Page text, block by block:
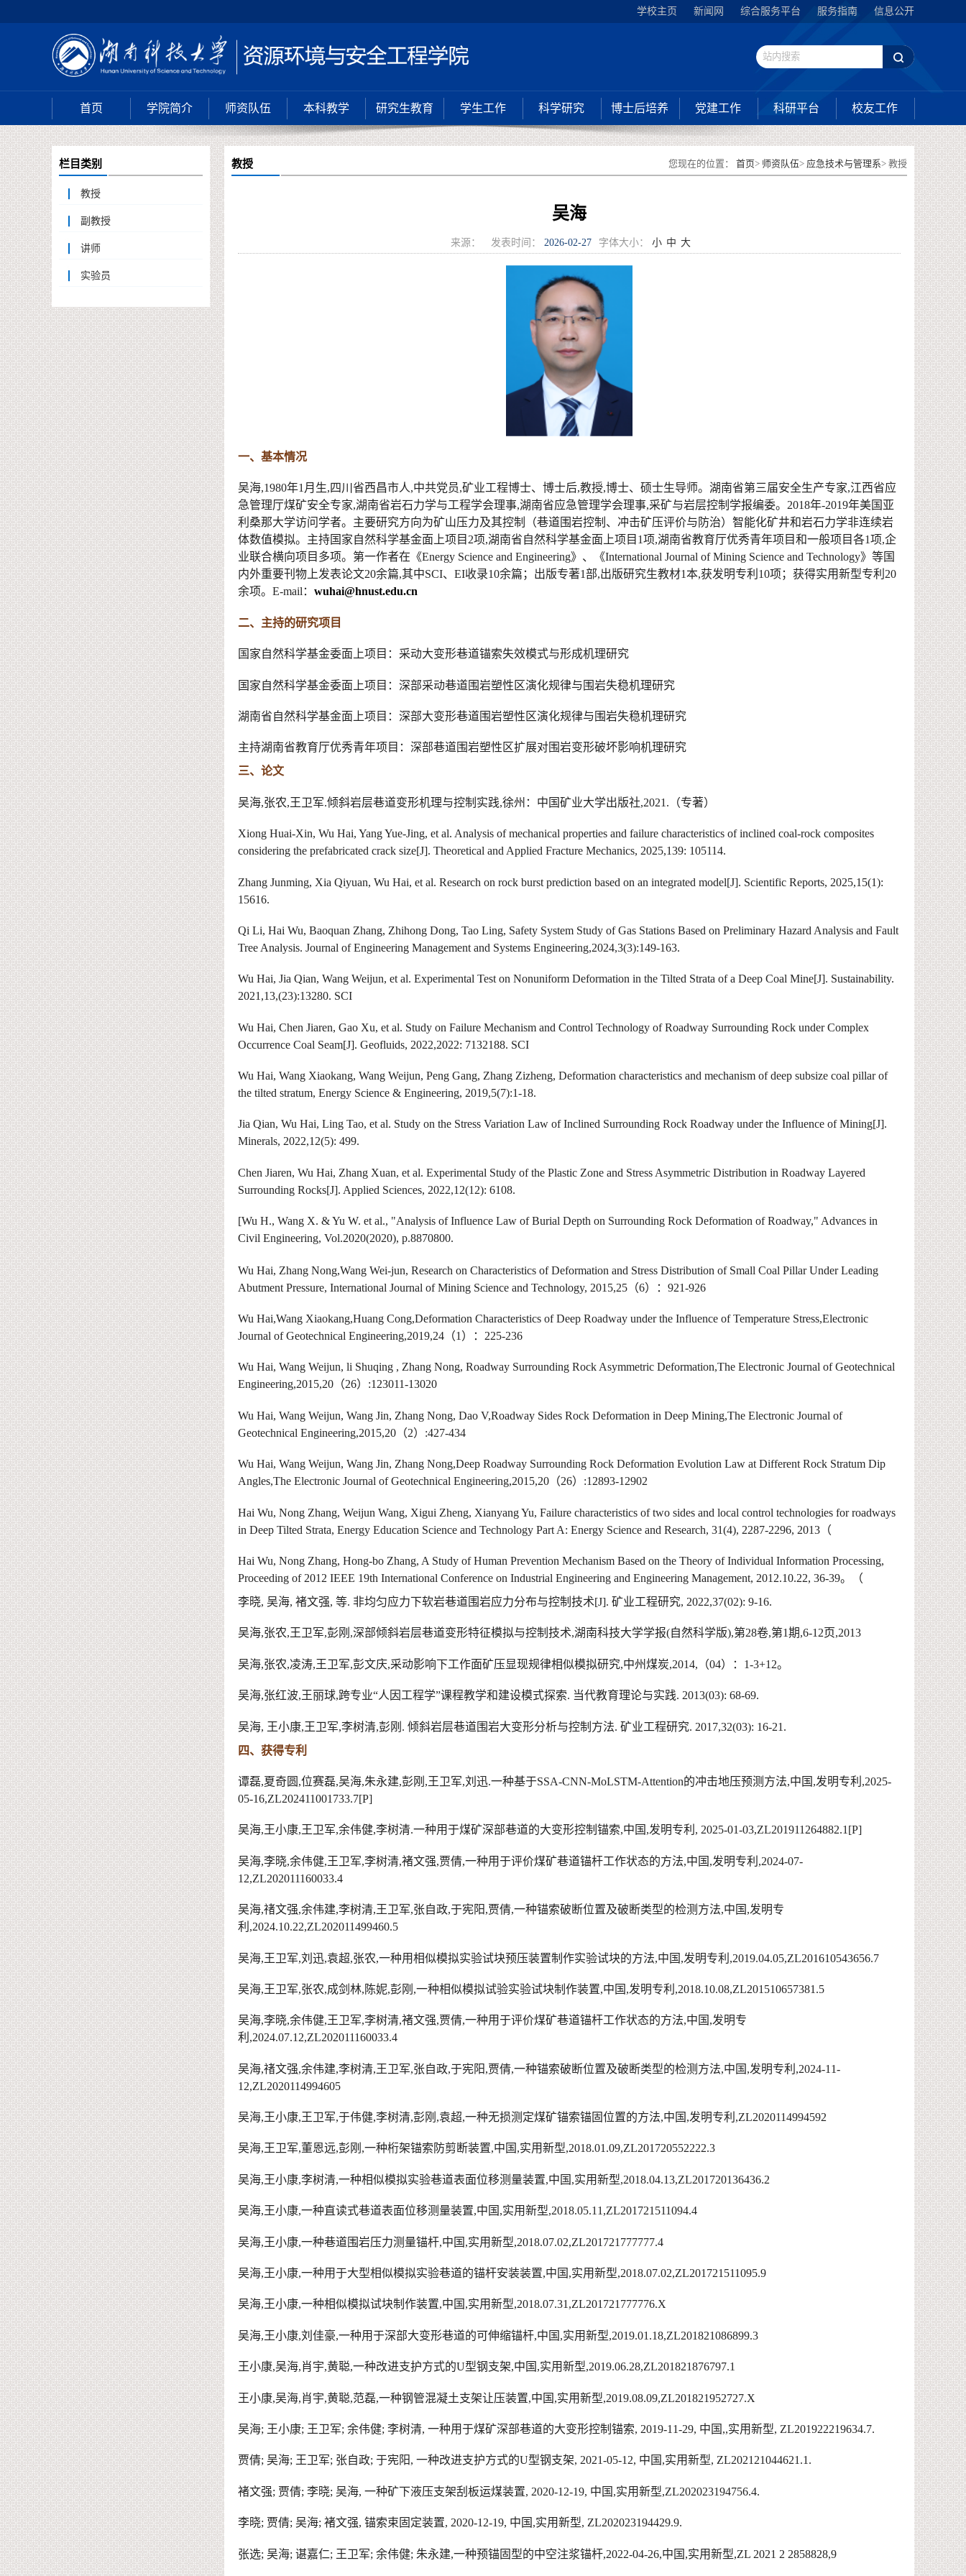
学校主页 新闻网 综合服务平台 服务指南 信息公开
首页 学院简介 师资队伍 本科教学 研究生教育 学生工作 科学研究 博士后培养 党建工作 科研平台 校友工作
栏目类别
教授
副教授
讲师
实验员
教授 您现在的位置： 首页> 师资队伍> 应急技术与管理系> 教授
吴海
来源： 发表时间： 2026-02-27 字体大小： 小 中 大
一、基本情况
吴海,1980年1月生,四川省西昌市人,中共党员,矿业工程博士、博士后,教授,博士、硕士生导师。湖南省第三届安全生产专家,江西省应
急管理厅煤矿安全专家,湖南省岩石力学与工程学会理事,湖南省应急管理学会理事,采矿与岩层控制学报编委。2018年-2019年美国亚
利桑那大学访问学者。 主要研究方向为矿山压力及其控制（巷道围岩控制 、冲击矿压评价与防治）智能化矿井和岩石力学非连续岩
体数值模拟。 主持国家自然科学基金面上项目2项,湖南省自然科学基金面上项目 1项,湖南省教育厅优秀青年项目和一般项目各1项,企
业联合横向项目多项。 第一作者在 《Energy Science and Engineering》、
《International Journal of Mining Science and Technology》等国
内外重要刊物上发表论文20余篇,其中SCI、EI收录10余篇 ；出版专著1部,出版研究生教材1本,获发明专利10项；获得实用新型专利 20
余项。E-mail：wuhai@hnust.edu.cn
二、主持的研究项目
国家自然科学基金委面上项目： 采动大变形巷道锚索失效模式与形成机理研究
国家自然科学基金委面上项目：深部采动巷道围岩塑性区演化规律与围岩失稳机理研究
湖南省自然科学基金面上项目：深部大变形巷道围岩塑性区演化规律与围岩失稳机理研究
主持湖南省教育厅优秀青年项目：深部巷道围岩塑性区扩展对围岩变形破坏影响机理研究
三、论文
吴海,张农,王卫军.倾斜岩层巷道变形机理与控制实践,徐州：中国矿业大学出版社,2021. （专著）
Xiong Huai-Xin, Wu Hai, Yang Yue-Jing, et al. Analysis of mechanical properties and failure characteristics of inclined coal-rock composites
considering the prefabricated crack size[J]. Theoretical and Applied Fracture Mechanics, 2025,139: 105114.
Zhang Junming, Xia Qiyuan, Wu Hai, et al. Research on rock burst prediction based on an integrated model[J]. Scientific Reports, 2025,15(1):
15616.
Qi Li, Hai Wu, Baoquan Zhang, Zhihong Dong, Tao Ling, Safety System Study of Gas Stations Based on Preliminary Hazard Analysis and Fault
Tree Analysis. Journal of Engineering Management and Systems Engineering,2024,3(3):149-163.
Wu Hai, Jia Qian, Wang Weijun, et al. Experimental Test on Nonuniform Deformation in the Tilted Strata of a Deep Coal Mine[J]. Sustainability.
2021,13,(23):13280. SCI
Wu Hai, Chen Jiaren, Gao Xu, et al. Study on Failure Mechanism and Control Technology of Roadway Surrounding Rock under Complex
Occurrence Coal Seam[J]. Geofluids, 2022,2022: 7132188. SCI
Wu Hai, Wang Xiaokang, Wang Weijun, Peng Gang, Zhang Zizheng, Deformation characteristics and mechanism of deep subsize coal pillar of
the tilted stratum, Energy Science & Engineering, 2019,5(7):1-18.
Jia Qian, Wu Hai, Ling Tao, et al. Study on the Stress Variation Law of Inclined Surrounding Rock Roadway under the Influence of Mining[J].
Minerals, 2022,12(5): 499.
Chen Jiaren, Wu Hai, Zhang Xuan, et al. Experimental Study of the Plastic Zone and Stress Asymmetric Distribution in Roadway Layered
Surrounding Rocks[J]. Applied Sciences, 2022,12(12): 6108.
[Wu H., Wang X. & Yu W. et al., "Analysis of Influence Law of Burial Depth on Surrounding Rock Deformation of Roadway," Advances in
Civil Engineering, Vol.2020(2020), p.8870800.
Wu Hai, Zhang Nong,Wang Wei-jun, Research on Characteristics of Deformation and Stress Distribution of Small Coal Pillar Under Leading
Abutment Pressure, International Journal of Mining Science and Technology, 2015,25 （6）：921-926
Wu Hai,Wang Xiaokang,Huang Cong,Deformation Characteristics of Deep Roadway under the Influence of Temperature Stress,Electronic
Journal of Geotechnical Engineering,2019,24 （1 ）： 225-236
Wu Hai, Wang Weijun, li Shuqing , Zhang Nong, Roadway Surrounding Rock Asymmetric Deformation,The Electronic Journal of Geotechnical
Engineering,2015,20 （26） :123011-13020
Wu Hai, Wang Weijun, Wang Jin, Zhang Nong, Dao V,Roadway Sides Rock Deformation in Deep Mining,The Electronic Journal of
Geotechnical Engineering,2015,20 （2） :427-434
Wu Hai, Wang Weijun, Wang Jin, Zhang Nong,Deep Roadway Surrounding Rock Deformation Evolution Law at Different Rock Stratum Dip
Angles,The Electronic Journal of Geotechnical Engineering,2015,20 （26） :12893-12902
Hai Wu, Nong Zhang, Weijun Wang, Xigui Zheng, Xianyang Yu, Failure characteristics of two sides and local control technologies for roadways
in Deep Tilted Strata, Energy Education Science and Technology Part A: Energy Science and Research, 31(4), 2287-2296, 2013 （
Hai Wu, Nong Zhang, Hong-bo Zhang, A Study of Human Prevention Mechanism Based on the Theory of Individual Information Processing,
Proceeding of 2012 IEEE 19th International Conference on Industrial Engineering and Engineering Management, 2012.10.22, 36-39。（
李晓,吴海,褚文强,等.非均匀应力下软岩巷道围岩应力分布与控制技术[J].矿业工程研究, 2022,37(02): 9-16.
吴海,张农,王卫军,彭刚 ,深部倾斜岩层巷道变形特征模拟与控制技术,湖南科技大学学报(自然科学版),第28卷,第1期,6-12页,2013
吴海,张农,凌涛,王卫军,彭文庆,采动影响下工作面矿压显现规律相似模拟研究,中州煤炭,2014, （04）： 1-3+12。
吴海,张红波,王丽球,跨专业“人因工程学”课程教学和建设模式探索. 当代教育理论与实践. 2013(03): 68-69.
吴海, 王小康,王卫军,李树清,彭刚 . 倾斜岩层巷道围岩大变形分析与控制方法.矿业工程研究. 2017,32(03): 16-21.
四、获得专利
谭磊,夏奇圆 ,位赛磊,吴海,朱永建,彭刚 ,王卫军,刘迅.一种基于SSA-CNN-MoLSTM-Attention的冲击地压预测方法,中国 ,发明专利 ,2025-
05-16,ZL202411001733.7[P]
吴海,王小康,王卫军,余伟健,李树清.一种用于煤矿深部巷道的大变形控制锚索,中国 ,发明专利 , 2025-01-03,ZL201911264882.1[P]
吴海,李晓,余伟健,王卫军,李树清,褚文强,贾倩,一种用于评价煤矿巷道锚杆工作状态的方法,中国 ,发明专利 ,2024-07-
12,ZL202011160033.4
吴海,禇文强,余伟建,李树清,王卫军,张自政,于宪阳,贾倩,一种锚索破断位置及破断类型的检测方法,中国 ,发明专
利 ,2024.10.22,ZL202011499460.5
吴海,王卫军,刘迅,袁超,张农,一种用相似模拟实验试块预压装置制作实验试块的方法,中国 ,发明专利 ,2019.04.05,ZL201610543656.7
吴海,王卫军,张农,成剑林, 陈妮,彭刚 ,一种相似模拟试验实验试块制作装置,中国 ,发明专利 ,2018.10.08,ZL201510657381.5
吴海,李晓,余伟健,王卫军,李树清,褚文强,贾倩,一种用于评价煤矿巷道锚杆工作状态的方法,中国 ,发明专
利 ,2024.07.12,ZL202011160033.4
吴海,禇文强,余伟建,李树清,王卫军,张自政,于宪阳,贾倩,一种锚索破断位置及破断类型的检测方法,中国 ,发明专利 ,2024-11-
12,ZL2020114994605
吴海,王小康,王卫军,于伟健,李树清,彭刚 ,袁超,一种无损测定煤矿锚索锚固位置的方法,中国 ,发明专利 ,ZL2020114994592
吴海,王卫军,董恩远,彭刚 ,一种桁架锚索防剪断装置,中国 ,实用新型,2018.01.09,ZL201720552222.3
吴海,王小康,李树清,一种相似模拟实验巷道表面位移测量装置,中国 ,实用新型,2018.04.13,ZL201720136436.2
吴海,王小康,一种直读式巷道表面位移测量装置,中国 ,实用新型,2018.05.11,ZL201721511094.4
吴海,王小康,一种巷道围岩压力测量锚杆,中国 ,实用新型,2018.07.02,ZL201721777777.4
吴海,王小康,一种用于大型相似模拟实验巷道的锚杆安装装置,中国 ,实用新型,2018.07.02,ZL201721511095.9
吴海,王小康,一种相似模拟试块制作装置,中国 ,实用新型,2018.07.31,ZL201721777776.X
吴海,王小康,刘佳豪,一种用于深部大变形巷道的可伸缩锚杆,中国 ,实用新型,2019.01.18,ZL201821086899.3
王小康,吴海,肖宇,黄聪,一种改进支护方式的U型钢支架,中国 ,实用新型,2019.06.28,ZL201821876797.1
王小康,吴海,肖宇,黄聪,范磊,一种钢管混凝土支架让压装置,中国 ,实用新型,2019.08.09,ZL201821952727.X
吴海; 王小康; 王卫军;余伟健;李树清,一种用于煤矿深部巷道的大变形控制锚索, 2019-11-29, 中国 ,,实用新型, ZL201922219634.7.
贾倩;吴海; 王卫军; 张自政;于宪阳,一种改进支护方式的U型钢支架, 2021-05-12, 中国 ,实用新型, ZL202121044621.1.
褚文强; 贾倩;李晓;吴海,一种矿下液压支架刮板运煤装置, 2020-12-19, 中国 ,实用新型,ZL202023194756.4.
李晓; 贾倩;吴海;褚文强,锚索束固定装置, 2020-12-19, 中国 ,实用新型, ZL202023194429.9.
张选; 吴海; 谌嘉仁; 王卫军; 余伟健; 朱永建,一种预锚固型的中空注浆锚杆,2022-04-26,中国 ,实用新型,ZL 2021 2 2858828,9